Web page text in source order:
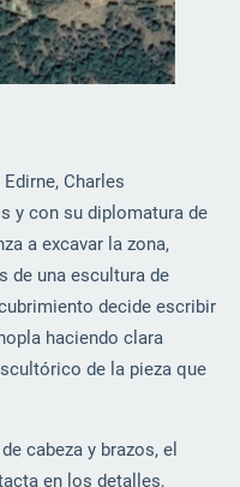
Charles
y con su diplomatura de
a excavar la zona,
de una escultura de
decide escribir
haciendo clara
de la pieza que
cabeza y brazos, el
en los detalles,